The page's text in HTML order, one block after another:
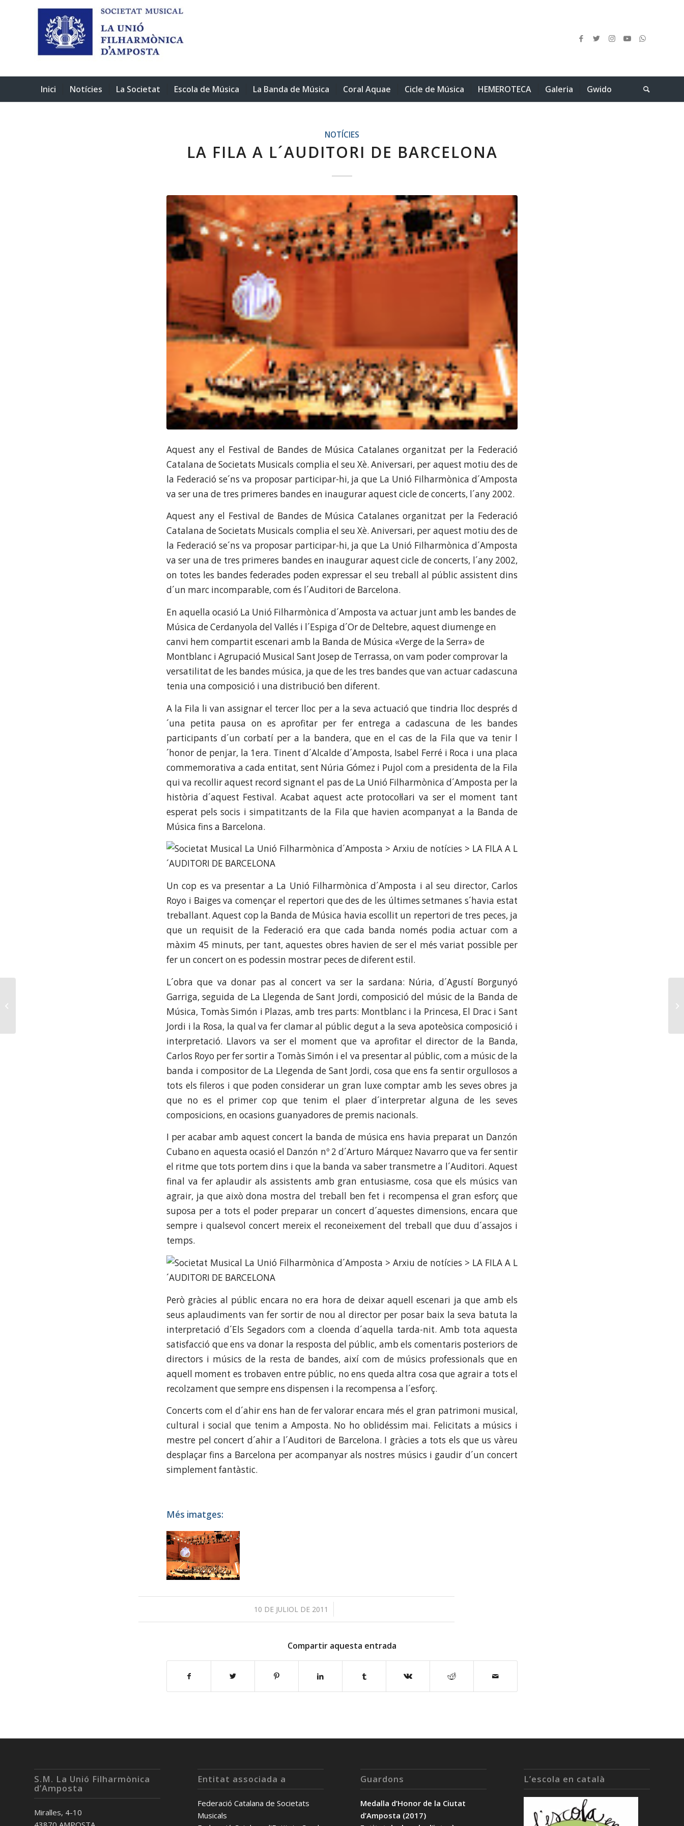
Inici Notícies La Societat Escola de Música La Banda de Música Coral Aquae Cicle de Música HEMEROTECA Galeria Gwido
NOTÍCIES
LA FILA A L´AUDITORI DE BARCELONA
Aquest any el Festival de Bandes de Música Catalanes organitzat per la Federació
Catalana de Societats Musicals complia el seu Xè. Aniversari, per aquest motiu des de
la Federació se´ns va proposar participar-hi, ja que La Unió Filharmònica d´Amposta
va ser una de tres primeres bandes en inaugurar aquest cicle de concerts, l´any 2002.
Aquest any el Festival de Bandes de Música Catalanes organitzat per la Federació
Catalana de Societats Musicals complia el seu Xè. Aniversari, per aquest motiu des de
la Federació se´ns va proposar participar-hi, ja que La Unió Filharmònica d´Amposta
va ser una de tres primeres bandes en inaugurar aquest cicle de concerts, l´any 2002,
on totes les bandes federades poden expressar el seu treball al públic assistent dins
d´un marc incomparable, com és l´Auditori de Barcelona.
En aquella ocasió La Unió Filharmònica d´Amposta va actuar junt amb les bandes de
Música de Cerdanyola del Vallés i l´Espiga d´Or de Deltebre, aquest diumenge en
canvi hem compartit escenari amb la Banda de Música «Verge de la Serra» de
Montblanc i Agrupació Musical Sant Josep de Terrassa, on vam poder comprovar la
versatilitat de les bandes música, ja que de les tres bandes que van actuar cadascuna
tenia una composició i una distribució ben diferent.
A la Fila li van assignar el tercer lloc per a la seva actuació que tindria lloc després d
´una petita pausa on es aprofitar per fer entrega a cadascuna de les bandes
participants d´un corbatí per a la bandera, que en el cas de la Fila que va tenir l
´honor de penjar, la 1era. Tinent d´Alcalde d´Amposta, Isabel Ferré i Roca i una placa
commemorativa a cada entitat, sent Núria Gómez i Pujol com a presidenta de la Fila
qui va recollir aquest record signant el pas de La Unió Filharmònica d´Amposta per la
història d´aquest Festival. Acabat aquest acte protocol·lari va ser el moment tant
esperat pels socis i simpatitzants de la Fila que havien acompanyat a la Banda de
Música fins a Barcelona.
Un cop es va presentar a La Unió Filharmònica d´Amposta i al seu director, Carlos
Royo i Baiges va començar el repertori que des de les últimes setmanes s´havia estat
treballant. Aquest cop la Banda de Música havia escollit un repertori de tres peces, ja
que un requisit de la Federació era que cada banda només podia actuar com a
màxim 45 minuts, per tant, aquestes obres havien de ser el més variat possible per
fer un concert on es podessin mostrar peces de diferent estil.
L´obra que va donar pas al concert va ser la sardana: Núria, d´Agustí Borgunyó
Garriga, seguida de La Llegenda de Sant Jordi, composició del músic de la Banda de
Música, Tomàs Simón i Plazas, amb tres parts: Montblanc i la Princesa, El Drac i Sant
Jordi i la Rosa, la qual va fer clamar al públic degut a la seva apoteòsica composició i
interpretació. Llavors va ser el moment que va aprofitar el director de la Banda,
Carlos Royo per fer sortir a Tomàs Simón i el va presentar al públic, com a músic de la
banda i compositor de La Llegenda de Sant Jordi, cosa que ens fa sentir orgullosos a
tots els fileros i que poden considerar un gran luxe comptar amb les seves obres ja
que no es el primer cop que tenim el plaer d´interpretar alguna de les seves
composicions, en ocasions guanyadores de premis nacionals.
I per acabar amb aquest concert la banda de música ens havia preparat un Danzón
Cubano en aquesta ocasió el Danzón nº 2 d´Arturo Márquez Navarro que va fer sentir
el ritme que tots portem dins i que la banda va saber transmetre a l´Auditori. Aquest
final va fer aplaudir als assistents amb gran entusiasme, cosa que els músics van
agrair, ja que això dona mostra del treball ben fet i recompensa el gran esforç que
suposa per a tots el poder preparar un concert d´aquestes dimensions, encara que
sempre i qualsevol concert mereix el reconeixement del treball que duu d´assajos i
temps.
Però gràcies al públic encara no era hora de deixar aquell escenari ja que amb els
seus aplaudiments van fer sortir de nou al director per posar baix la seva batuta la
interpretació d´Els Segadors com a cloenda d´aquella tarda-nit. Amb tota aquesta
satisfacció que ens va donar la resposta del públic, amb els comentaris posteriors de
directors i músics de la resta de bandes, així com de músics professionals que en
aquell moment es trobaven entre públic, no ens queda altra cosa que agrair a tots el
recolzament que sempre ens dispensen i la recompensa a l´esforç.
Concerts com el d´ahir ens han de fer valorar encara més el gran patrimoni musical,
cultural i social que tenim a Amposta. No ho oblidéssim mai. Felicitats a músics i
mestre pel concert d´ahir a l´Auditori de Barcelona. I gràcies a tots els que us vàreu
desplaçar fins a Barcelona per acompanyar als nostres músics i gaudir d´un concert
simplement fantàstic.
Més imatges:
10 DE JULIOL DE 2011
/
Compartir aquesta entrada
S.M. La Unió Filharmònica
d’Amposta
Miralles, 4-10
Entitat associada a
Federació Catalana de Societats
Musicals
Guardons
Medalla d’Honor de la Ciutat
d’Amposta (2017)
L’escola en català